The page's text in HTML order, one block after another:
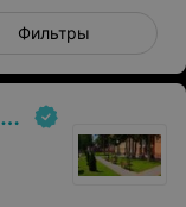
Фильтры